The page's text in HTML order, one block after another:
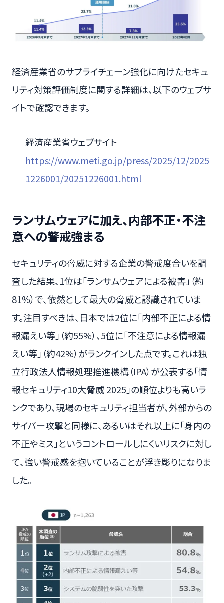
経済産業省のサプライチェーン強化に向けたセキュ
リティ対策評価制度に関する詳細は、以下のウェブサ
イトで確認できます。
経済産業省ウェブサイト
https://www.meti.go.jp/press/2025/12/2025
1226001/20251226001.html
ランサムウェアに加え、内部不正・不注
意への警戒強まる
セキュリティの脅威に対する企業の警戒度合いを調
査した結果、1位は「ランサムウェアによる被害」（約
81%）で、依然として最大の脅威と認識されていま
す。注目すべきは、日本では2位に「内部不正による情
報漏えい等」（約55%）、5位に「不注意による情報漏
えい等」（約42%）がランクインした点です。これは独
立行政法人情報処理推進機構（IPA）が公表する「情
報セキュリティ10大脅威 2025」の順位よりも高いラ
ンクであり、現場のセキュリティ担当者が、外部からの
サイバー攻撃と同様に、あるいはそれ以上に「身内の
不正やミス」というコントロールしにくいリスクに対し
て、強い警戒感を抱いていることが浮き彫りになりま
した。